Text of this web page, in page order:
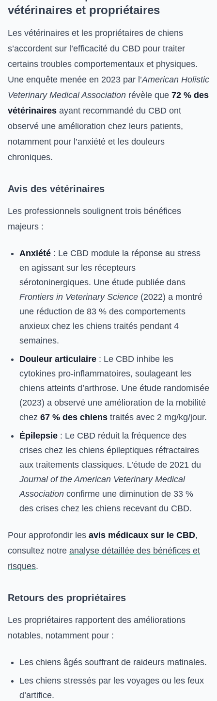
vétérinaires et propriétaires
Les vétérinaires et les propriétaires de chiens
s’accordent sur l’efficacité du CBD pour traiter
certains troubles comportementaux et physiques.
Une enquête menée en 2023 par l’American Holistic
Veterinary Medical Association révèle que 72 % des
vétérinaires ayant recommandé du CBD ont
observé une amélioration chez leurs patients,
notamment pour l’anxiété et les douleurs
chroniques.
Avis des vétérinaires
Les professionnels soulignent trois bénéfices
majeurs :
Anxiété : Le CBD module la réponse au stress
en agissant sur les récepteurs
sérotoninergiques. Une étude publiée dans
Frontiers in Veterinary Science (2022) a montré
une réduction de 83 % des comportements
anxieux chez les chiens traités pendant 4
semaines.
Douleur articulaire : Le CBD inhibe les
cytokines pro-inflammatoires, soulageant les
chiens atteints d’arthrose. Une étude randomisée
(2023) a observé une amélioration de la mobilité
chez 67 % des chiens traités avec 2 mg/kg/jour.
Épilepsie : Le CBD réduit la fréquence des
crises chez les chiens épileptiques réfractaires
aux traitements classiques. L’étude de 2021 du
Journal of the American Veterinary Medical
Association confirme une diminution de 33 %
des crises chez les chiens recevant du CBD.
Pour approfondir les avis médicaux sur le CBD,
consultez notre analyse détaillée des bénéfices et
risques.
Retours des propriétaires
Les propriétaires rapportent des améliorations
notables, notamment pour :
Les chiens âgés souffrant de raideurs matinales.
Les chiens stressés par les voyages ou les feux
d’artifice.